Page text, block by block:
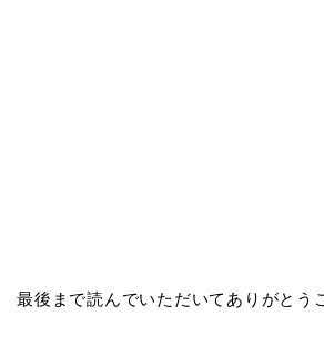
最後まで読んでいただいてありがとう